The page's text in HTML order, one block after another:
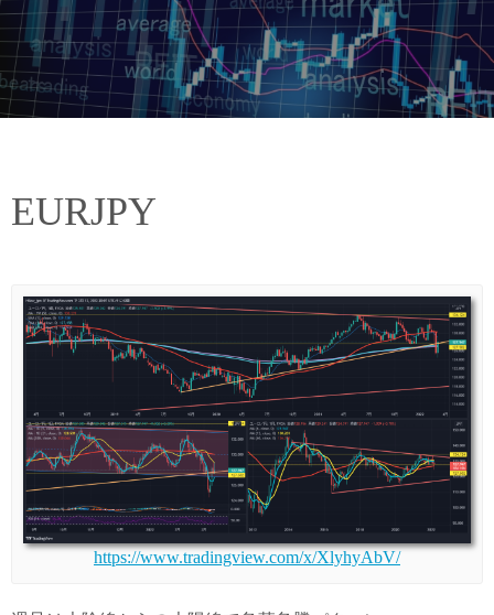
EURJPY
https://www.tradingview.com/x/XlyhyAbV/